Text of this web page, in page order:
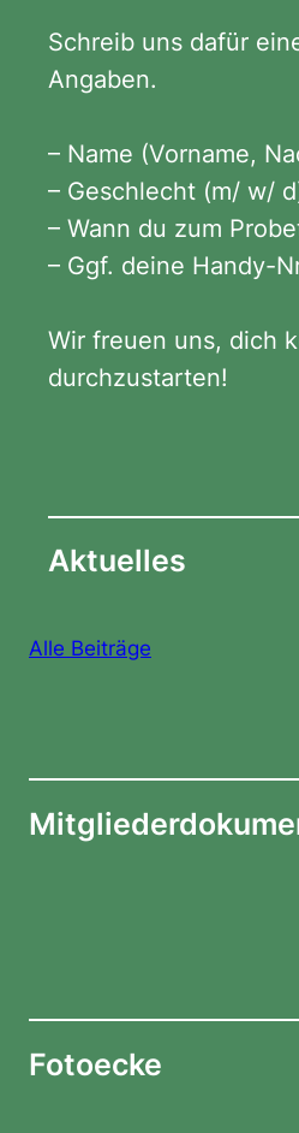
Schreib uns dafür
Angaben.
– Name (Vorname,
– Geschlecht (m/ w/
– Wann du zum
– Ggf. deine Handy-
Wir freuen uns, dich
durchzustarten!
Aktuelles
Alle Beiträge
Fotoecke